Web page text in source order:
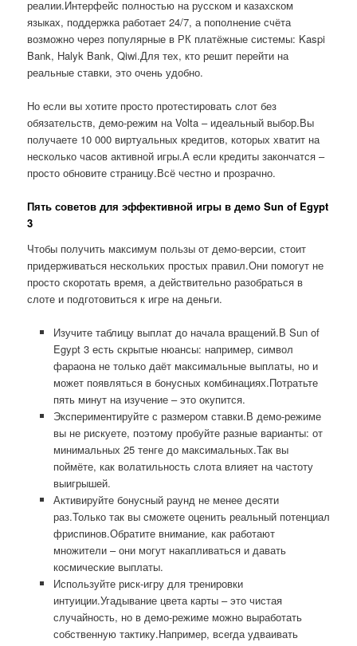
реалии.Интерфейс полностью на русском и казахском
языках, поддержка работает 24/7, а пополнение счёта
возможно через популярные в РК платёжные системы: Kaspi
Bank, Halyk Bank, Qiwi.Для тех, кто решит перейти на
реальные ставки, это очень удобно.
Но если вы хотите просто протестировать слот без
обязательств, демо-режим на Volta – идеальный выбор.Вы
получаете 10 000 виртуальных кредитов, которых хватит на
несколько часов активной игры.А если кредиты закончатся –
просто обновите страницу.Всё честно и прозрачно.
Пять советов для эффективной игры в демо Sun of Egypt
3
Чтобы получить максимум пользы от демо-версии, стоит
придерживаться нескольких простых правил.Они помогут не
просто скоротать время, а действительно разобраться в
слоте и подготовиться к игре на деньги.
Изучите таблицу выплат до начала вращений.В Sun of
Egypt 3 есть скрытые нюансы: например, символ
фараона не только даёт максимальные выплаты, но и
может появляться в бонусных комбинациях.Потратьте
пять минут на изучение – это окупится.
Экспериментируйте с размером ставки.В демо-режиме
вы не рискуете, поэтому пробуйте разные варианты: от
минимальных 25 тенге до максимальных.Так вы
поймёте, как волатильность слота влияет на частоту
выигрышей.
Активируйте бонусный раунд не менее десяти
раз.Только так вы сможете оценить реальный потенциал
фриспинов.Обратите внимание, как работают
множители – они могут накапливаться и давать
космические выплаты.
Используйте риск-игру для тренировки
интуиции.Угадывание цвета карты – это чистая
случайность, но в демо-режиме можно выработать
собственную тактику.Например, всегда удваивать